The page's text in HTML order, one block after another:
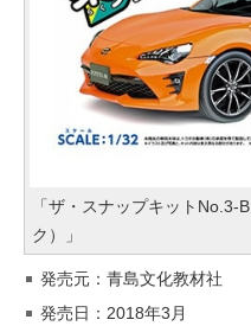
「ザ・スナップキットNo.3-
ク）」
発売元：青島文化教材社
発売日：2018年3月